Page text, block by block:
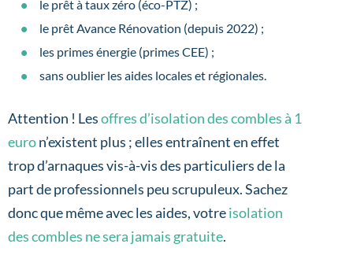
le prêt à taux zéro (éco-PTZ) ;
le prêt Avance Rénovation (depuis 2022) ;
les primes énergie (primes CEE) ;
sans oublier les aides locales et régionales.
Attention ! Lesoffres d’isolation des combles à 1
euron’existent plus ; elles entraînent en effet
trop d’arnaques vis-à-vis des particuliers de la
part de professionnels peu scrupuleux. Sachez
donc que même avec les aides, votreisolation
des combles ne sera jamais gratuite.